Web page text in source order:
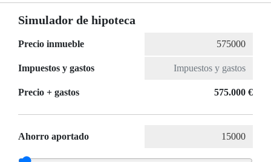
Simulador de hipoteca
Precio inmueble
Impuestos y gastos
Precio + gastos 575.000 €
Ahorro aportado